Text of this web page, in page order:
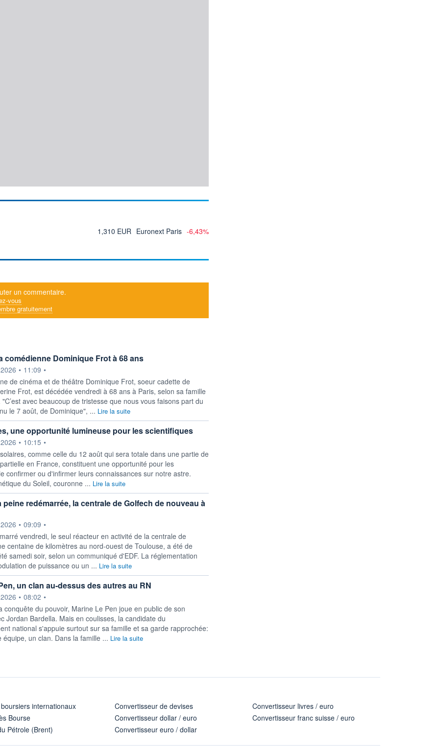
1,310 EUR Euronext Paris -6,43%
un commentaire.
vous
gratuitement
comédienne Dominique Frot à 68 ans
par
• 11:09 •
de cinéma et de théâtre Dominique Frot, soeur cadette de
Frot, est décédée vendredi à 68 ans à Paris, selon sa famille
avec beaucoup de tristesse que nous vous faisons part du
le 7 août, de Dominique", ... Lire la suite
une opportunité lumineuse pour les scientifiques
par
• 10:15 •
comme celle du 12 août qui sera totale dans une partie de
en France, constituent une opportunité pour les
confirmer ou d'infirmer leurs connaissances sur notre astre.
du Soleil, couronne ... Lire la suite
peine redémarrée, la centrale de Golfech de nouveau à
par
• 09:09 •
vendredi, le seul réacteur en activité de la centrale de
centaine de kilomètres au nord-ouest de Toulouse, a été de
samedi soir, selon un communiqué d'EDF. La réglementation
de puissance ou un ... Lire la suite
un clan au-dessus des autres au RN
par
• 08:02 •
conquête du pouvoir, Marine Le Pen joue en public de son
Jordan Bardella. Mais en coulisses, la candidate du
national s'appuie surtout sur sa famille et sa garde rapprochée:
équipe, un clan. Dans la famille ... Lire la suite
internationaux
Bourse
Pétrole (Brent)
Convertisseur de devises
Convertisseur dollar / euro
Convertisseur euro / dollar
Convertisseur livres / euro
Convertisseur franc suisse / euro